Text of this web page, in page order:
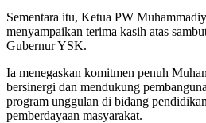
Sementara itu, Ketua PW
menyampaikan terima kasih atas
Gubernur YSK.
Ia menegaskan komitmen penuh
bersinergi dan mendukung
program unggulan di bidang
pemberdayaan masyarakat.